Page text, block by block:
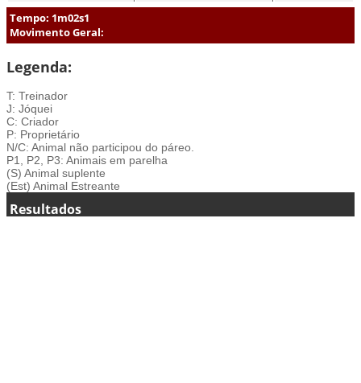
Tempo: 1m02s1
Movimento Geral:
Legenda:
T: Treinador
J: Jóquei
C: Criador
P: Proprietário
N/C: Animal não participou do páreo.
P1, P2, P3: Animais em parelha
(S) Animal suplente
(Est) Animal Estreante
Resultados